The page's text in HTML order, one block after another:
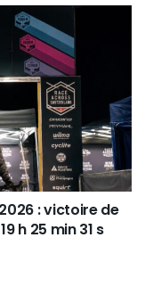
: victoire de
h 25 min 31 s